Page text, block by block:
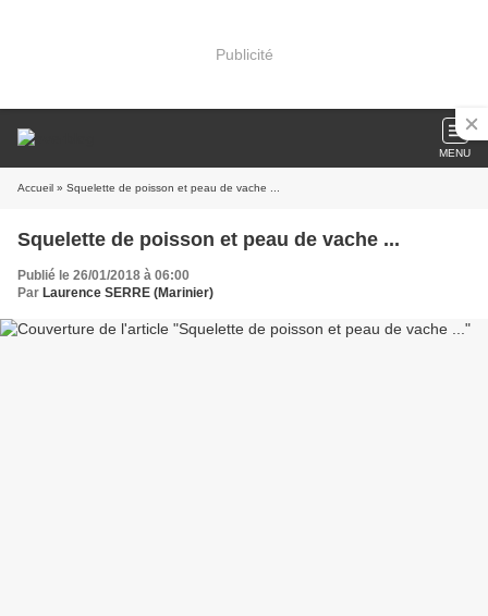
Publicité
MENU
Accueil » Squelette de poisson et peau de vache ...
Squelette de poisson et peau de vache ...
Publié le 26/01/2018 à 06:00
Par Laurence SERRE (Marinier)